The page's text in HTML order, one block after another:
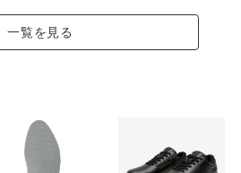
一覧を見る